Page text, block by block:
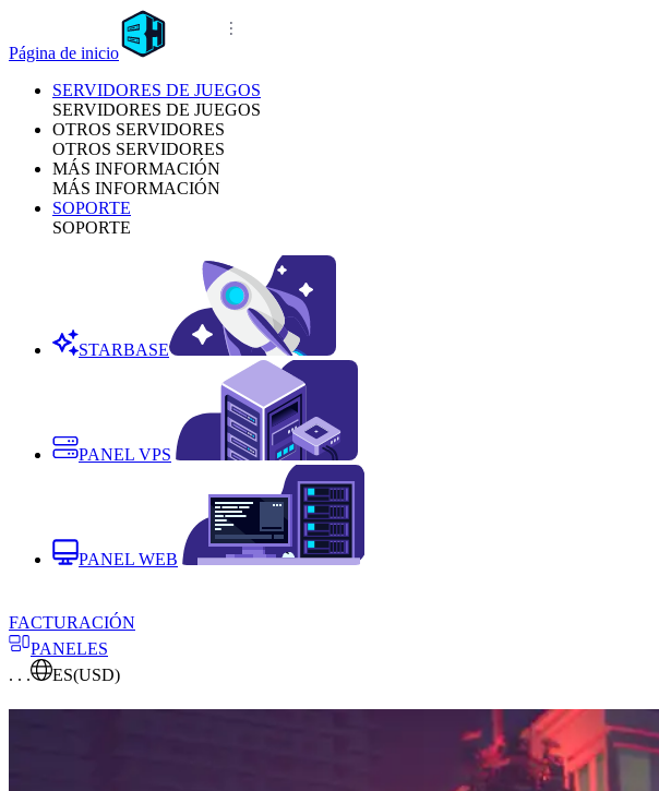
Página de inicio
SERVIDORES DE JUEGOS
SERVIDORES DE JUEGOS
OTROS SERVIDORES
OTROS SERVIDORES
MÁS INFORMACIÓN
MÁS INFORMACIÓN
SOPORTE
SOPORTE
STARBASE
PANEL VPS
PANEL WEB
FACTURACIÓN
PANELES
. . .
ES(USD)